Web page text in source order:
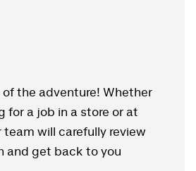
of the adventure! Whether
for a job in a store or at
team will carefully review
and get back to you